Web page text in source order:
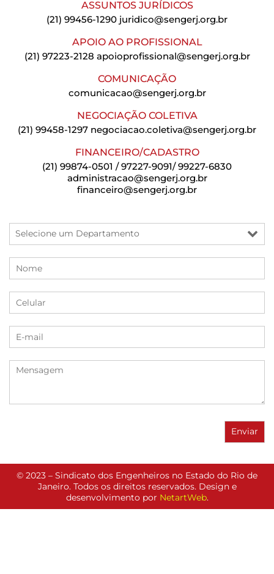
ASSUNTOS JURÍDICOS
(21) 99456-1290 juridico@sengerj.org.br
APOIO AO PROFISSIONAL
(21) 97223-2128 apoioprofissional@sengerj.org.br
COMUNICAÇÃO
comunicacao@sengerj.org.br
NEGOCIAÇÃO COLETIVA
(21) 99458-1297 negociacao.coletiva@sengerj.org.br
FINANCEIRO/CADASTRO
(21) 99874-0501 / 97227-9091/ 99227-6830
administracao@sengerj.org.br
financeiro@sengerj.org.br
© 2023 – Sindicato dos Engenheiros no Estado do Rio de
Janeiro. Todos os direitos reservados. Design e
desenvolvimento por NetartWeb.